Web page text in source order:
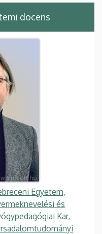
docens
Egyetem,
és
Kar,